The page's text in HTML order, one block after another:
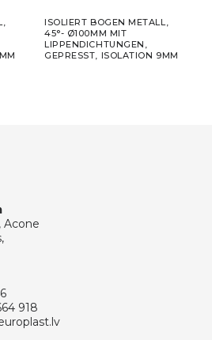
ISOLIERT BOGEN METALL,
45°- Ø100MM MIT
LIPPENDICHTUNGEN,
GEPRESST, ISOLATION 9MM
Acone
918